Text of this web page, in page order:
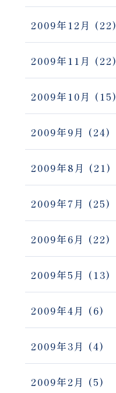
2009年12月 (22)
2009年11月 (22)
2009年10月 (15)
2009年9月 (24)
2009年8月 (21)
2009年7月 (25)
2009年6月 (22)
2009年5月 (13)
2009年4月 (6)
2009年3月 (4)
2009年2月 (5)